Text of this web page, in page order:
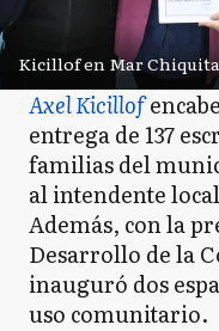
Kicillof en Mar Chiquita
Axel Kicillof
entrega de 137
familias del
al intendente
Además, con la
Desarrollo de la
inauguró dos
uso comunitario.